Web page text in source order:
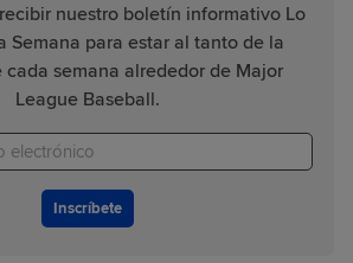
nuestro boletín informativo Lo
Semana para estar al tanto de la
semana alrededor de Major
League Baseball.
Inscríbete